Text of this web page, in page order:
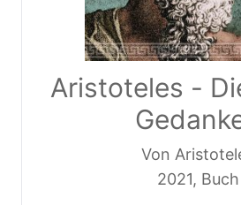
Aristoteles -
Von
2021, Buch